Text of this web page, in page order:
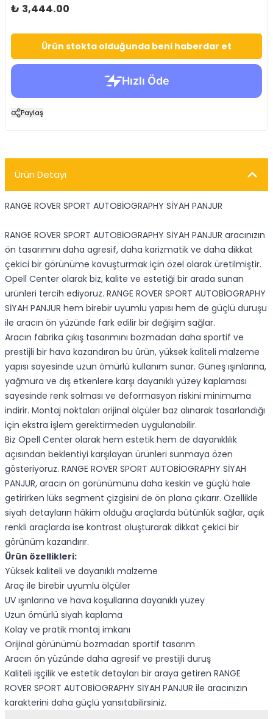
₺ 3,444.00
Ürün stokta olduğunda beni haberdar et
Paylaş
Ürün Detayı
RANGE ROVER SPORT AUTOBİOGRAPHY SİYAH PANJUR
RANGE ROVER SPORT AUTOBİOGRAPHY SİYAH PANJUR aracınızın
ön tasarımını daha agresif, daha karizmatik ve daha dikkat
çekici bir görünüme kavuşturmak için özel olarak üretilmiştir.
Opell Center olarak biz, kalite ve estetiği bir arada sunan
ürünleri tercih ediyoruz. RANGE ROVER SPORT AUTOBİOGRAPHY
SİYAH PANJUR hem birebir uyumlu yapısı hem de güçlü duruşu
ile aracın ön yüzünde fark edilir bir değişim sağlar.
Aracın fabrika çıkış tasarımını bozmadan daha sportif ve
prestijli bir hava kazandıran bu ürün, yüksek kaliteli malzeme
yapısı sayesinde uzun ömürlü kullanım sunar. Güneş ışınlarına,
yağmura ve dış etkenlere karşı dayanıklı yüzey kaplaması
sayesinde renk solması ve deformasyon riskini minimuma
indirir. Montaj noktaları orijinal ölçüler baz alınarak tasarlandığı
için ekstra işlem gerektirmeden uygulanabilir.
Biz Opell Center olarak hem estetik hem de dayanıklılık
açısından beklentiyi karşılayan ürünleri sunmaya özen
gösteriyoruz. RANGE ROVER SPORT AUTOBİOGRAPHY SİYAH
PANJUR, aracın ön görünümünü daha keskin ve güçlü hale
getirirken lüks segment çizgisini de ön plana çıkarır. Özellikle
siyah detayların hâkim olduğu araçlarda bütünlük sağlar, açık
renkli araçlarda ise kontrast oluşturarak dikkat çekici bir
görünüm kazandırır.
Ürün özellikleri:
Yüksek kaliteli ve dayanıklı malzeme
Araç ile birebir uyumlu ölçüler
UV ışınlarına ve hava koşullarına dayanıklı yüzey
Uzun ömürlü siyah kaplama
Kolay ve pratik montaj imkanı
Orijinal görünümü bozmadan sportif tasarım
Aracın ön yüzünde daha agresif ve prestijli duruş
Kaliteli işçilik ve estetik detayları bir araya getiren RANGE
ROVER SPORT AUTOBİOGRAPHY SİYAH PANJUR ile aracınızın
karakterini daha güçlü yansıtabilirsiniz.